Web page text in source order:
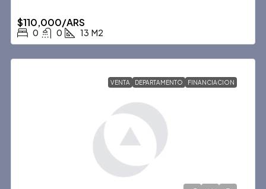
$110,000/ARS
0 0 13 M2
VENTA DEPARTAMENTO FINANCIACION